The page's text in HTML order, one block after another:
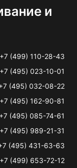
и
+7 (499) 110-28-43
+7 (495) 023-10-01
(495) 032-08-22
+7 (495) 162-90-81
+7 (495) 085-74-61
+7 (495) 989-21-31
(495) 431-63-63
+7 (499) 653-72-12